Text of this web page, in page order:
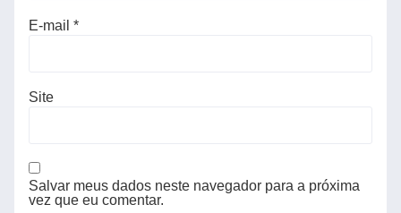
E-mail *
Site
Salvar meus dados neste navegador para a próxima
vez que eu comentar.